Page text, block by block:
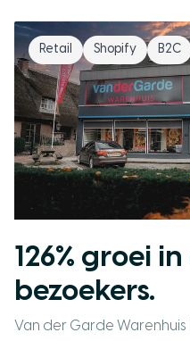
Retail Shopify B2C
126% groei
bezoekers.
Van der Garde Warenhuis